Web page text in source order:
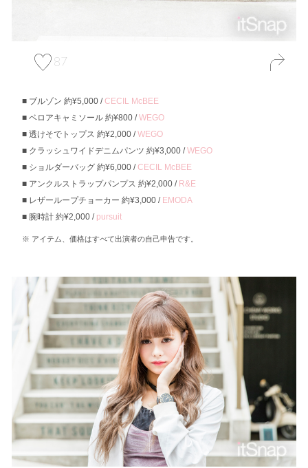
87
ブルゾン 約¥5,000 /CECIL McBEE
ベロアキャミソール 約¥800 /WEGO
透けそでトップス 約¥2,000 /WEGO
クラッシュワイドデニムパンツ 約¥3,000 /WEGO
ショルダーバッグ 約¥6,000 /CECIL McBEE
アンクルストラップパンプス 約¥2,000 / R&E
レザーループチョーカー 約¥3,000 / EMODA
腕時計 約¥2,000 / pursuit
アイテム、価格はすべて出演者の自己申告です。